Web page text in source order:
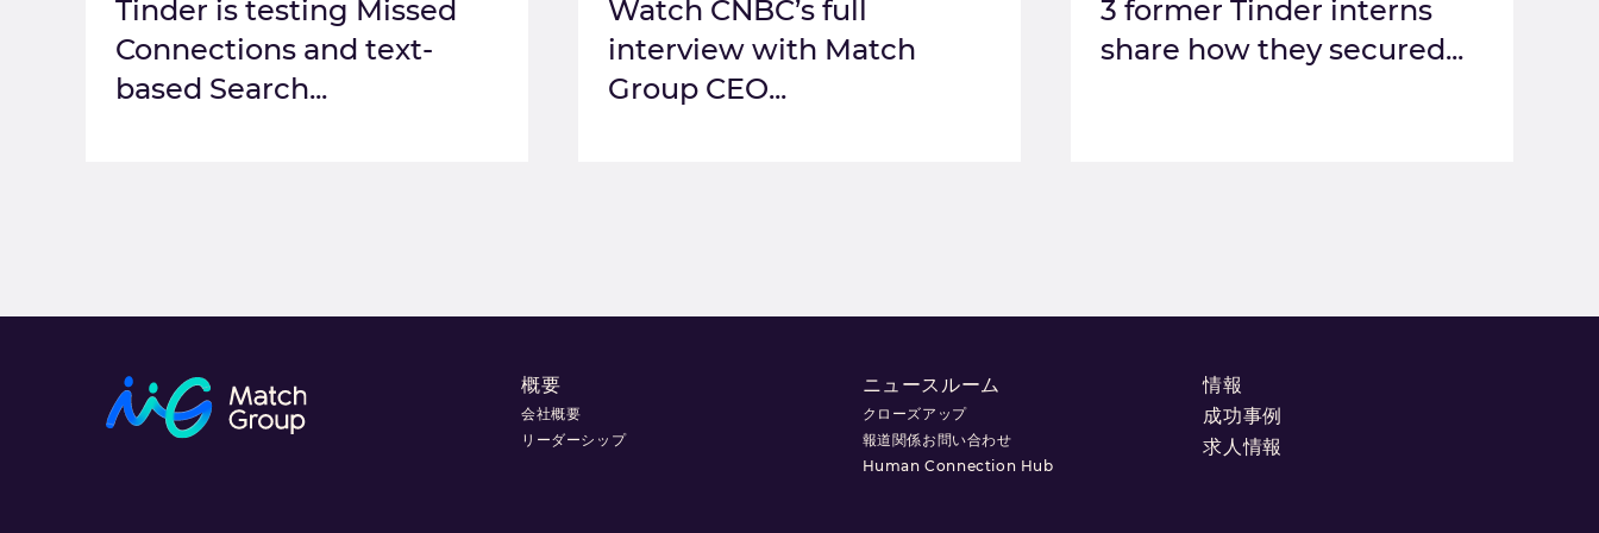
Tinder is testing Missed
Connections and text-
based Search...
Watch CNBC’s full
interview with Match
Group CEO...
3 former Tinder interns
share how they secured...
概要
会社概要
リーダーシップ
ニュースルーム
クローズアップ
報道関係お問い合わせ
Human Connection Hub
情報
成功事例
求人情報